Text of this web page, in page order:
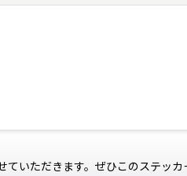
いただきます。ぜひこのステッカ